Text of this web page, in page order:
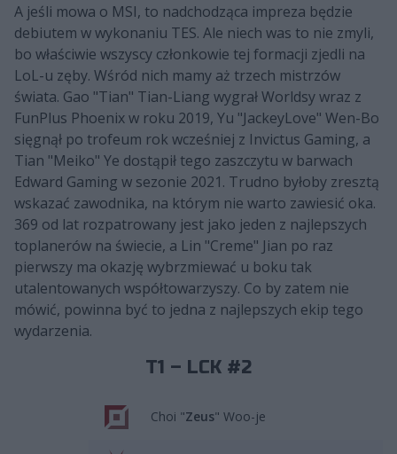
A jeśli mowa o MSI, to nadchodząca impreza będzie
debiutem w wykonaniu TES. Ale niech was to nie zmyli,
bo właściwie wszyscy członkowie tej formacji zjedli na
LoL-u zęby. Wśród nich mamy aż trzech mistrzów
świata. Gao "Tian" Tian-Liang wygrał Worldsy wraz z
FunPlus Phoenix w roku 2019, Yu "JackeyLove" Wen-Bo
sięgnął po trofeum rok wcześniej z Invictus Gaming, a
Tian "Meiko" Ye dostąpił tego zaszczytu w barwach
Edward Gaming w sezonie 2021. Trudno byłoby zresztą
wskazać zawodnika, na którym nie warto zawiesić oka.
369 od lat rozpatrowany jest jako jeden z najlepszych
toplanerów na świecie, a Lin "Creme" Jian po raz
pierwszy ma okazję wybrzmiewać u boku tak
utalentowanych współtowarzyszy. Co by zatem nie
mówić, powinna być to jedna z najlepszych ekip tego
wydarzenia.
T1 – LCK #2
Choi "Zeus" Woo-je